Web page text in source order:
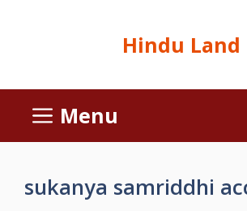
Hindu Land
Menu
sukanya samriddhi